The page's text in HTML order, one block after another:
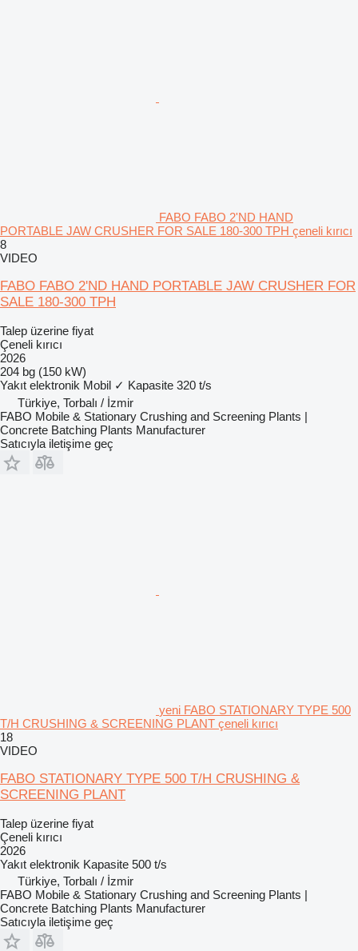
FABO FABO 2'ND HAND
PORTABLE JAW CRUSHER FOR SALE 180-300 TPH çeneli kırıcı
8
VIDEO
FABO FABO 2'ND HAND PORTABLE JAW CRUSHER FOR
SALE 180-300 TPH
Talep üzerine fiyat
Çeneli kırıcı
2026
204 bg (150 kW)
Yakıt elektronik Mobil ✓ Kapasite 320 t/s
Türkiye, Torbalı / İzmir
FABO Mobile & Stationary Crushing and Screening Plants |
Concrete Batching Plants Manufacturer
Satıcıyla iletişime geç
yeni FABO STATIONARY TYPE 500
T/H CRUSHING & SCREENING PLANT çeneli kırıcı
18
VIDEO
FABO STATIONARY TYPE 500 T/H CRUSHING &
SCREENING PLANT
Talep üzerine fiyat
Çeneli kırıcı
2026
Yakıt elektronik Kapasite 500 t/s
Türkiye, Torbalı / İzmir
FABO Mobile & Stationary Crushing and Screening Plants |
Concrete Batching Plants Manufacturer
Satıcıyla iletişime geç